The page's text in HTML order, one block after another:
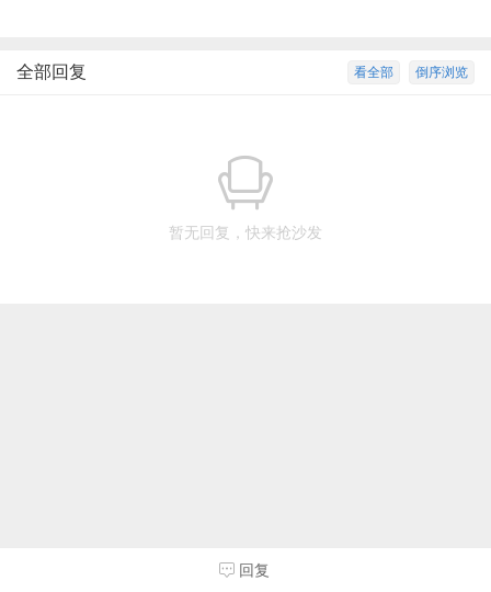
倒序浏览
看全部
全部回复
暂无回复，快来抢沙发
回复